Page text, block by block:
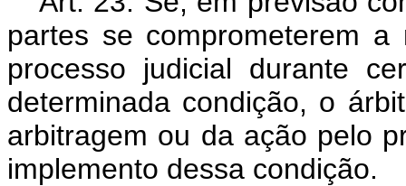
partes se comprometerem
processo judicial durante
determinada condição, o
arbitragem ou da ação pelo
implemento dessa condição.